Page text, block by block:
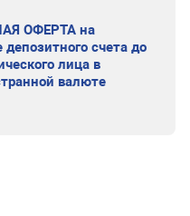
ОФЕРТА на
счета до
лица в
валюте